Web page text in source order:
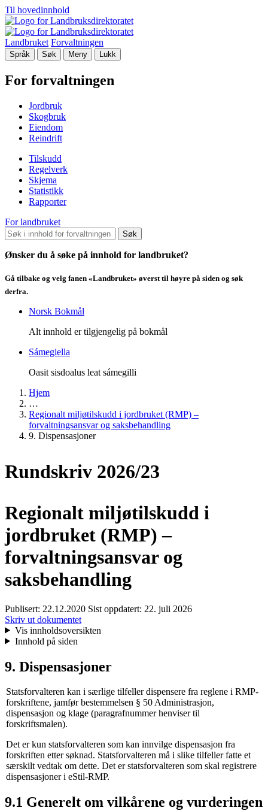
Til hovedinnhold
Landbruket Forvaltningen
Språk Søk Meny Lukk
For forvaltningen
Jordbruk
Skogbruk
Eiendom
Reindrift
Tilskudd
Regelverk
Skjema
Statistikk
Rapporter
For landbruket
Søk
Ønsker du å søke på innhold for landbruket?
Gå tilbake og velg fanen «Landbruket» øverst til høyre på siden og søk
derfra.
Norsk Bokmål
Alt innhold er tilgjengelig på bokmål
Sámegiella
Oasit sisdoalus leat sámegilli
Hjem
…
Regionalt miljøtilskudd i jordbruket (RMP) –
forvaltningsansvar og saksbehandling
9. Dispensasjoner
Rundskriv 2026/23
Regionalt miljøtilskudd i
jordbruket (RMP) –
forvaltningsansvar og
saksbehandling
Publisert: 22.12.2020 Sist oppdatert: 22. juli 2026
Skriv ut dokumentet
Vis innholdsoversikten
Innhold på siden
9. Dispensasjoner
Statsforvalteren kan i særlige tilfeller dispensere fra reglene i RMP-
forskriftene, jamfør bestemmelsen § 50 Administrasjon,
dispensasjon og klage (paragrafnummer henviser til
forskriftsmalen).
Det er kun statsforvalteren som kan innvilge dispensasjon fra
forskriften etter søknad. Statsforvalteren må i slike tilfeller fatte et
særskilt vedtak om dette. Det er statsforvalteren som skal registrere
dispensasjoner i eStil-RMP.
9.1 Generelt om vilkårene og vurderingen